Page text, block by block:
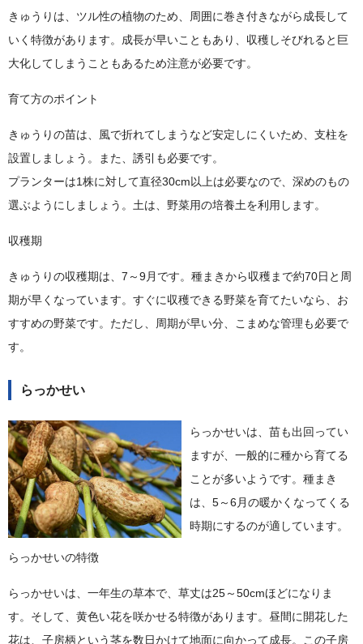
きゅうりは、ツル性の植物のため、周囲に巻き付きながら成長して
いく特徴があります。成長が早いこともあり、収穫しそびれると巨
大化してしまうこともあるため注意が必要です。
育て方のポイント
きゅうりの苗は、風で折れてしまうなど安定しにくいため、支柱を
設置しましょう。また、誘引も必要です。
プランターは1株に対して直径30cm以上は必要なので、深めのもの
選ぶようにしましょう。土は、野菜用の培養土を利用します。
収穫期
きゅうりの収穫期は、7～9月です。種まきから収穫まで約70日と周
期が早くなっています。すぐに収穫できる野菜を育てたいなら、お
すすめの野菜です。ただし、周期が早い分、こまめな管理も必要で
す。
らっかせい
らっかせいは、苗も出回ってい
ますが、一般的に種から育てる
ことが多いようです。種まき
は、5～6月の暖かくなってくる
時期にするのが適しています。
らっかせいの特徴
らっかせいは、一年生の草本で、草丈は25～50cmほどになりま
す。そして、黄色い花を咲かせる特徴があります。昼間に開花した
花は、子房柄という茎を数日かけて地面に向かって成長。この子房